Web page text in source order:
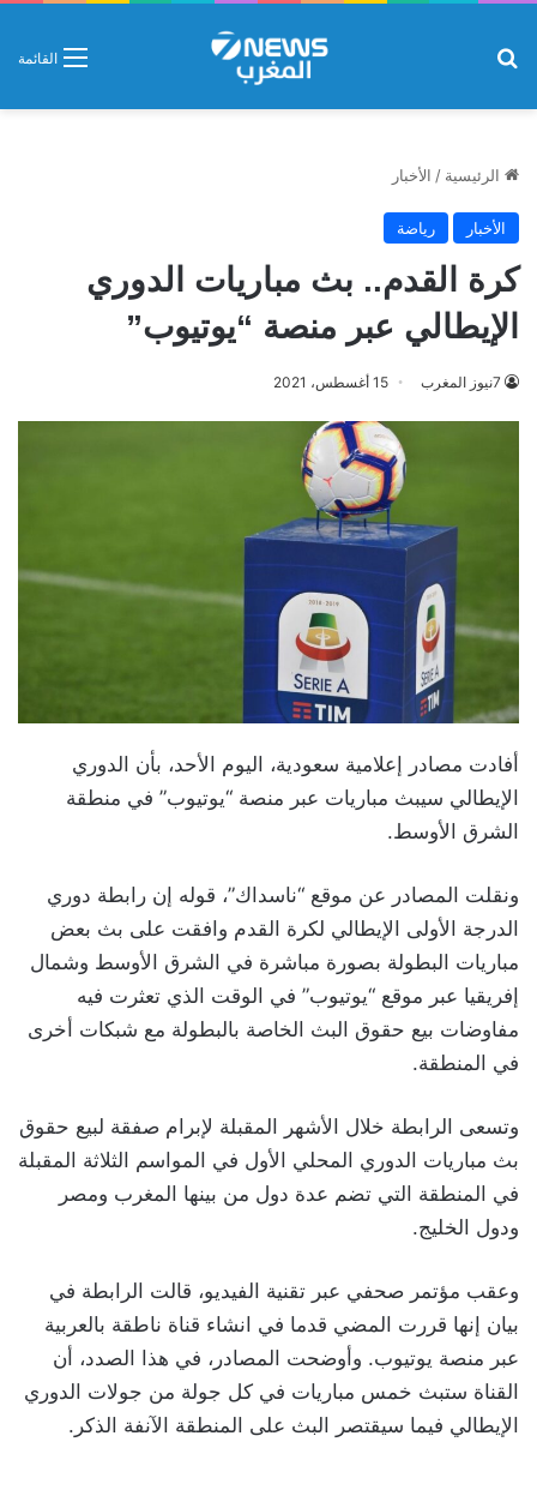
القائمة
الرئيسية / الأخبار
الأخبار رياضة
كرة القدم.. بث مباريات الدوري
الإيطالي عبر منصة “يوتيوب”
7نيوز المغرب 15 أغسطس، 2021
أفادت مصادر إعلامية سعودية، اليوم الأحد، بأن الدوري
الإيطالي سيبث مباريات عبر منصة “يوتيوب” في منطقة
الشرق الأوسط.
ونقلت المصادر عن موقع “ناسداك”، قوله إن رابطة دوري
الدرجة الأولى الإيطالي لكرة القدم وافقت على بث بعض
مباريات البطولة بصورة مباشرة في الشرق الأوسط وشمال
إفريقيا عبر موقع “يوتيوب” في الوقت الذي تعثرت فيه
مفاوضات بيع حقوق البث الخاصة بالبطولة مع شبكات أخرى
في المنطقة.
وتسعى الرابطة خلال الأشهر المقبلة لإبرام صفقة لبيع حقوق
بث مباريات الدوري المحلي الأول في المواسم الثلاثة المقبلة
في المنطقة التي تضم عدة دول من بينها المغرب ومصر
ودول الخليج.
وعقب مؤتمر صحفي عبر تقنية الفيديو، قالت الرابطة في
بيان إنها قررت المضي قدما في انشاء قناة ناطقة بالعربية
عبر منصة يوتيوب. وأوضحت المصادر، في هذا الصدد، أن
القناة ستبث خمس مباريات في كل جولة من جولات الدوري
الإيطالي فيما سيقتصر البث على المنطقة الآنفة الذكر.